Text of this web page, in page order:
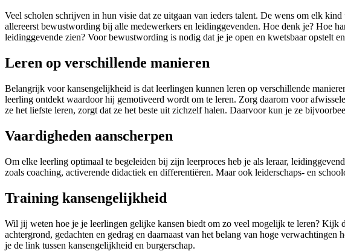
Veel scholen schrijven in hun visie dat ze uitgaan van ieders talent. De wens om elk
allereerst bewustwording bij alle medewerkers en leidinggevenden. Hoe denk je? Hoe
leidinggevende zien? Voor bewustwording is nodig dat je je open en kwetsbaar opstelt
Leren op verschillende manieren
Belangrijk voor kansengelijkheid is dat leerlingen kunnen leren op verschillende
leerling ontdekt waardoor hij gemotiveerd wordt om te leren. Zorg daarom voor
ze het liefste leren, zorgt dat ze het beste uit zichzelf halen. Daarvoor kun je ze
Vaardigheden aanscherpen
Om elke leerling optimaal te begeleiden bij zijn leerproces heb je als leraar,
zoals coaching, activerende didactiek en differentiëren. Maar ook leiderschaps- en
Training kansengelijkheid
Wil jij weten hoe je je leerlingen gelijke kansen biedt om zo veel mogelijk te leren? Kijk
achtergrond, gedachten en gedrag en daarnaast van het belang van hoge
je de link tussen kansengelijkheid en burgerschap.